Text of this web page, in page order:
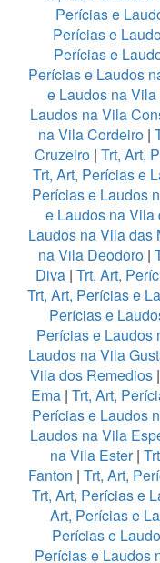
Perícias e
Perícias e
Perícias e
Perícias e Laudos
e Laudos na
Laudos na Vila
na Vila Cordeiro |
Cruzeiro | Trt, Art,
Trt, Art, Perícias e
Perícias e Laudos
e Laudos na Vila
Laudos na Vila das
na Vila Deodoro |
Diva | Trt, Art,
Trt, Art, Perícias e
Perícias e
Perícias e Laudos
Laudos na Vila
Vila dos Remedios|
Ema | Trt, Art,
Perícias e Laudos
Laudos na Vila
na Vila Ester|
Fanton | Trt, Art,
Trt, Art, Perícias e
Art, Perícias e
Perícias e
Perícias e Laudos